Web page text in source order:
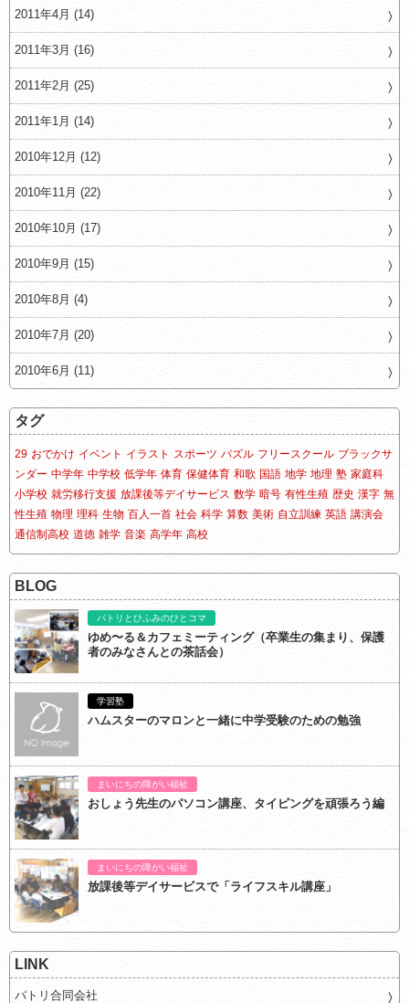
2011年4月 (14)
2011年3月 (16)
2011年2月 (25)
2011年1月 (14)
2010年12月 (12)
2010年11月 (22)
2010年10月 (17)
2010年9月 (15)
2010年8月 (4)
2010年7月 (20)
2010年6月 (11)
タグ
29 おでかけ イベント イラスト スポーツ パズル フリースクール ブラックサ
ンダー 中学年 中学校 低学年 体育 保健体育 和歌 国語 地学 地理 塾 家庭科
小学校 就労移行支援 放課後等デイサービス 数学 暗号 有性生殖 歴史 漢字 無
性生殖 物理 理科 生物 百人一首 社会 科学 算数 美術 自立訓練 英語 講演会
通信制高校 道徳 雑学 音楽 高学年 高校
BLOG
パトリとひふみのひとコマ
ゆめ〜る＆カフェミーティング（卒業生の集まり、保護
者のみなさんとの茶話会）
学習塾
ハムスターのマロンと一緒に中学受験のための勉強
まいにちの障がい福祉
おしょう先生のパソコン講座、タイピングを頑張ろう編
まいにちの障がい福祉
放課後等デイサービスで「ライフスキル講座」
LINK
パトリ合同会社